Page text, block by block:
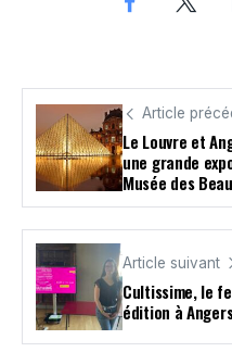
Article
Le Louvre et
une grande
Musée des
Article suivant
Cultissime, le
édition à